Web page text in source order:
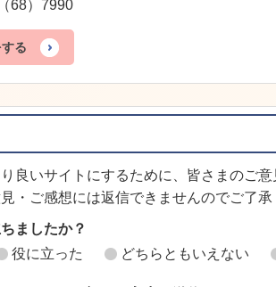
68）7990
る
良いサイトにするために、皆さまのご
・ご感想には返信できませんのでご了承
ましたか？
役に立った どちらともいえない